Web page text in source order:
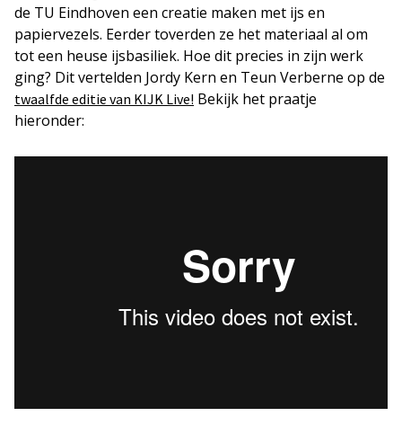
de TU Eindhoven een creatie maken met ijs en
papiervezels. Eerder toverden ze het materiaal al om
tot een heuse ijsbasiliek. Hoe dit precies in zijn werk
ging? Dit vertelden Jordy Kern en Teun Verberne op de
twaalfde editie van KIJK Live! Bekijk het praatje
hieronder: